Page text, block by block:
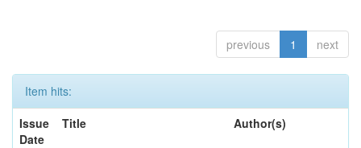
previous 1 next
Item hits:
Issue
Date
Title Author(s)